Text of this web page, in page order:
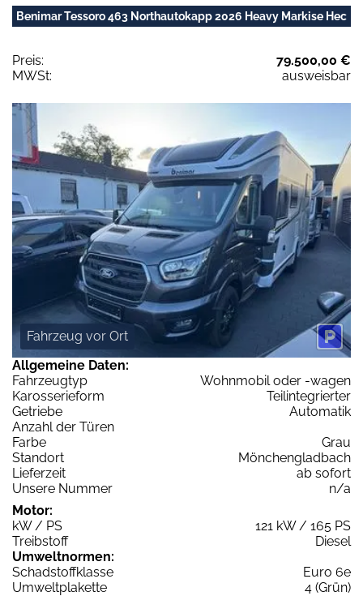
Benimar Tessoro 463 Northautokapp 2026 Heavy Markise Hec
Preis:
79.500,00 €
MWSt:
ausweisbar
Fahrzeug vor Ort
Allgemeine Daten:
Fahrzeugtyp
Wohnmobil oder -wagen
Karosserieform
Teilintegrierter
Getriebe
Automatik
Anzahl der Türen
Farbe
Grau
Standort
Mönchengladbach
Lieferzeit
ab sofort
Unsere Nummer
n/a
Motor:
kW / PS
121 kW / 165 PS
Treibstoff
Diesel
Umweltnormen:
Schadstoffklasse
Euro 6e
Umweltplakette
4 (Grün)